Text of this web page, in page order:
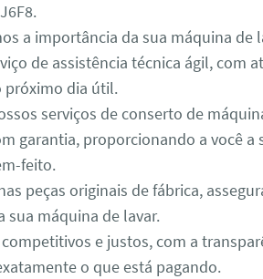
a importância da sua máquina de
de assistência técnica ágil, com
próximo dia útil.
serviços de conserto de
garantia, proporcionando a você a
feito.
peças originais de fábrica,
sua máquina de lavar.
e justos, com a
o que está pagando.